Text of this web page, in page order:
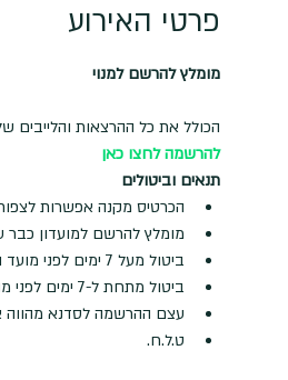
פרטי האירוע
מומלץ להרשם למנוי
הכולל את כל ההרצאות והלייבים
להרשמה לחצו כאן
תנאים וביטולים
הכרטיס מקנה אפשרות לצפות
מומלץ להרשם למועדון כבר
ביטול מעל 7 ימים לפני מועד ההרצאה- החזר מלא
ביטול מתחת ל-7 ימים לפני מועד ההרצאה- לא ינתן החזר
עצם ההרשמה לסדנא מהווה
ט.ל.ח.